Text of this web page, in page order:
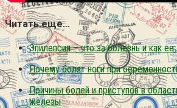
Читать еще…
Эпилепсия – что за болезнь и как ее
Почему болят ноги при
Причины болей и приступов в
железы